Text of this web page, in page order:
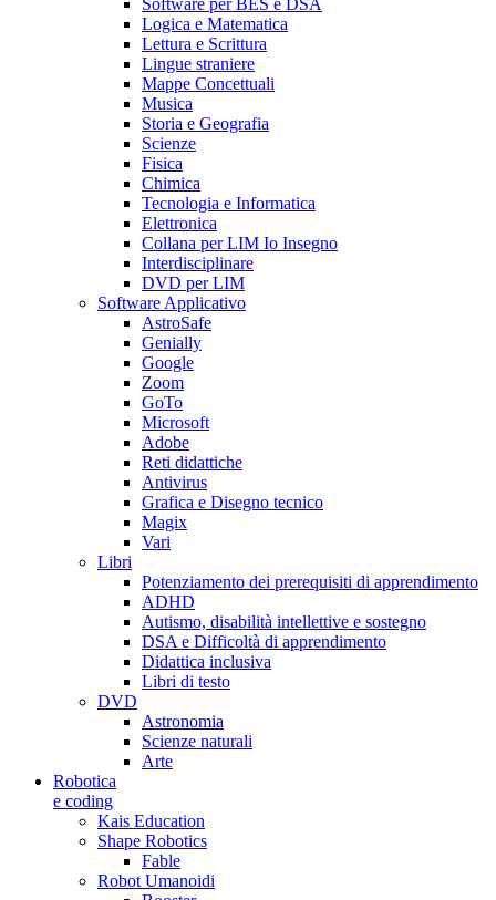
Logica e Matematica
Lettura e Scrittura
Lingue straniere
Mappe Concettuali
Musica
Storia e Geografia
Scienze
Fisica
Chimica
Tecnologia e Informatica
Elettronica
Collana per LIM Io Insegno
Interdisciplinare
DVD per LIM
Software Applicativo
AstroSafe
Genially
Google
Zoom
GoTo
Microsoft
Adobe
Reti didattiche
Antivirus
Grafica e Disegno tecnico
Magix
Vari
Libri
Potenziamento dei prerequisiti di apprendimento
ADHD
Autismo, disabilità intellettive e sostegno
DSA e Difficoltà di apprendimento
Didattica inclusiva
Libri di testo
DVD
Astronomia
Scienze naturali
Arte
Robotica
e coding
Kais Education
Shape Robotics
Fable
Robot Umanoidi